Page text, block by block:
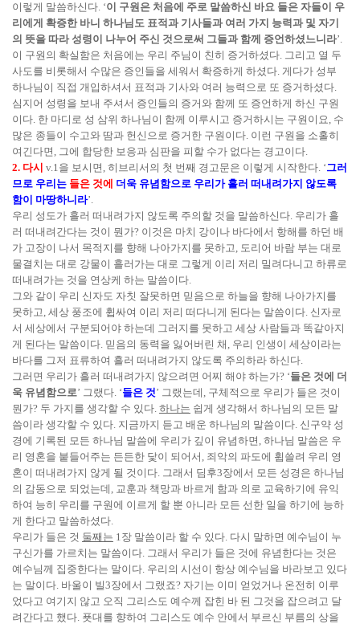
이렇게 말씀하신다. ‘이 구원은 처음에 주로 말씀하신 바요 들은 자들이 우
리에게 확증한 바니 하나님도 표적과 기사들과 여러 가지 능력과 및 자기
의 뜻을 따라 성령이 나누어 주신 것으로써 그들과 함께 증언하셨느니라’.
이 구원의 확실함은 처음에는 우리 주님이 친히 증거하셨다. 그리고 열 두
사도를 비롯해서 수많은 증인들을 세워서 확증하게 하셨다. 게다가 성부
하나님이 직접 개입하셔서 표적과 기사와 여러 능력으로 또 증거하셨다.
심지어 성령을 보내 주셔서 증인들의 증거와 함께 또 증언하게 하신 구원
이다. 한 마디로 성 삼위 하나님이 함께 이루시고 증거하시는 구원이요, 수
많은 종들이 수고와 땀과 헌신으로 증거한 구원이다. 이런 구원을 소홀히
여긴다면, 그에 합당한 보응과 심판을 피할 수가 없다는 경고이다.
2. 다시 v.1을 보시면, 히브리서의 첫 번째 경고문은 이렇게 시작한다. ‘그러
므로 우리는 들은 것에 더욱 유념함으로 우리가 흘러 떠내려가지 않도록
함이 마땅하니라’.
우리 성도가 흘러 떠내려가지 않도록 주의할 것을 말씀하신다. 우리가 흘
러 떠내려간다는 것이 뭔가? 이것은 마치 강이나 바다에서 항해를 하던 배
가 고장이 나서 목적지를 향해 나아가지를 못하고, 도리어 바람 부는 대로
물결치는 대로 강물이 흘러가는 대로 그렇게 이리 저리 밀려다니고 하류로
떠내려가는 것을 연상케 하는 말씀이다.
그와 같이 우리 신자도 자칫 잘못하면 믿음으로 하늘을 향해 나아가지를
못하고, 세상 풍조에 휩싸여 이리 저리 떠다니게 된다는 말씀이다. 신자로
서 세상에서 구분되어야 하는데 그러지를 못하고 세상 사람들과 똑같아지
게 된다는 말씀이다. 믿음의 동력을 잃어버린 채, 우리 인생이 세상이라는
바다를 그저 표류하여 흘러 떠내려가지 않도록 주의하라 하신다.
그러면 우리가 흘러 떠내려가지 않으려면 어찌 해야 하는가? ‘들은 것에 더
욱 유념함으로’ 그랬다. ‘들은 것’ 그랬는데, 구체적으로 우리가 들은 것이
뭔가? 두 가지를 생각할 수 있다. 하나는 쉽게 생각해서 하나님의 모든 말
씀이라 생각할 수 있다. 지금까지 듣고 배운 하나님의 말씀이다. 신구약 성
경에 기록된 모든 하나님 말씀에 우리가 깊이 유념하면, 하나님 말씀은 우
리 영혼을 붙들어주는 든든한 닻이 되어서, 죄악의 파도에 휩쓸려 우리 영
혼이 떠내려가지 않게 될 것이다. 그래서 딤후3장에서 모든 성경은 하나님
의 감동으로 되었는데, 교훈과 책망과 바르게 함과 의로 교육하기에 유익
하여 능히 우리를 구원에 이르게 할 뿐 아니라 모든 선한 일을 하기에 능하
게 한다고 말씀하셨다.
우리가 들은 것 둘째는 1장 말씀이라 할 수 있다. 다시 말하면 예수님이 누
구신가를 가르치는 말씀이다. 그래서 우리가 들은 것에 유념한다는 것은
예수님께 집중한다는 말이다. 우리의 시선이 항상 예수님을 바라보고 있다
는 말이다. 바울이 빌3장에서 그랬죠? 자기는 이미 얻었거나 온전히 이루
었다고 여기지 않고 오직 그리스도 예수께 잡힌 바 된 그것을 잡으려고 달
려간다고 했다. 푯대를 향하여 그리스도 예수 안에서 부르신 부름의 상을